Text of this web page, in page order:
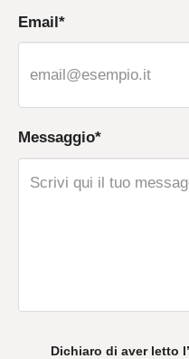
Email*
Messaggio*
Dichiaro di aver letto